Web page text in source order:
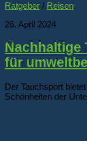
Ratgeber / Reisen
26. April 2024
Nachhaltige
für
Der Tauchsport
Schönheiten der